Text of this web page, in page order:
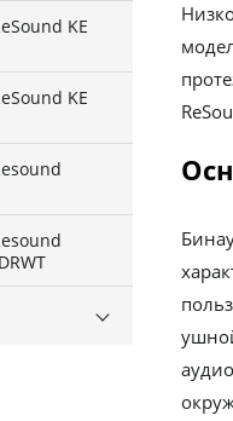
KE
KE